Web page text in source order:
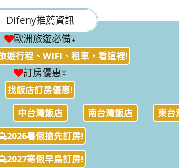
Difeny推薦資訊
歐洲旅遊必備↓
遊行程、WIFI、租車，看這裡!
訂房優惠↓
找飯店訂房優惠!
中台灣飯店 南台灣飯店
東台
2026暑假搶先訂房!
2027寒假早鳥訂房!